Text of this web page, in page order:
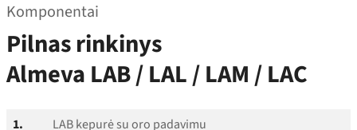
Komponentai
Pilnas rinkinys
Almeva LAB / LAL / LAM / LAC
1.
LAB kepurė su oro padavimu